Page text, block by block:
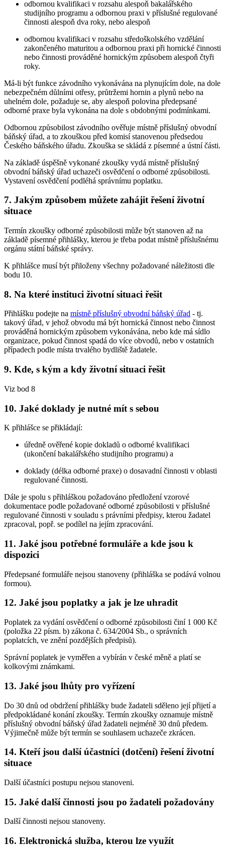
odbornou kvalifikaci v rozsahu alespoň bakalářského
studijního programu a odbornou praxi v příslušné regulované
činnosti alespoň dva roky, nebo alespoň
odbornou kvalifikaci v rozsahu středoškolského vzdělání
zakončeného maturitou a odbornou praxi při hornické činnosti
nebo činnosti prováděné hornickým způsobem alespoň čtyři
roky.
Má-li být funkce závodního vykonávána na plynujícím dole, na dole
nebezpečném důlními otřesy, průtržemi hornin a plynů nebo na
uhelném dole, požaduje se, aby alespoň polovina předepsané
odborné praxe byla vykonána na dole s obdobnými podmínkami.
Odbornou způsobilost závodního ověřuje místně příslušný obvodní
báňský úřad, a to zkouškou před komisí stanovenou předsedou
Českého báňského úřadu. Zkouška se skládá z písemné a ústní části.
Na základě úspěšně vykonané zkoušky vydá místně příslušný
obvodní báňský úřad uchazeči osvědčení o odborné způsobilosti.
Vystavení osvědčení podléhá správnímu poplatku.
7. Jakým způsobem můžete zahájit řešení životní
situace
Termín zkoušky odborné způsobilosti může být stanoven až na
základě písemné přihlášky, kterou je třeba podat místně příslušnému
orgánu státní báňské správy.
K přihlášce musí být přiloženy všechny požadované náležitosti dle
bodu 10.
8. Na které instituci životní situaci řešit
Přihlášku podejte na místně příslušný obvodní báňský úřad - tj.
takový úřad, v jehož obvodu má být hornická činnost nebo činnost
prováděná hornickým způsobem vykonávána, nebo kde má sídlo
organizace, pokud činnost spadá do více obvodů, nebo v ostatních
případech podle místa trvalého bydliště žadatele.
9. Kde, s kým a kdy životní situaci řešit
Viz bod 8
10. Jaké doklady je nutné mít s sebou
K přihlášce se přikládají:
úředně ověřené kopie dokladů o odborné kvalifikaci
(ukončení bakalářského studijního programu) a
doklady (délka odborné praxe) o dosavadní činnosti v oblasti
regulované činnosti.
Dále je spolu s přihláškou požadováno předložení vzorové
dokumentace podle požadované odborné způsobilosti v příslušné
regulované činnosti v souladu s právními předpisy, kterou žadatel
zpracoval, popř. se podílel na jejím zpracování.
11. Jaké jsou potřebné formuláře a kde jsou k
dispozici
Předepsané formuláře nejsou stanoveny (přihláška se podává volnou
formou).
12. Jaké jsou poplatky a jak je lze uhradit
Poplatek za vydání osvědčení o odborné způsobilosti činí 1 000 Kč
(položka 22 písm. b) zákona č. 634/2004 Sb., o správních
poplatcích, ve znění pozdějších předpisů).
Správní poplatek je vyměřen a vybírán v české měně a platí se
kolkovými známkami.
13. Jaké jsou lhůty pro vyřízení
Do 30 dnů od obdržení přihlášky bude žadateli sděleno její přijetí a
předpokládané konání zkoušky. Termín zkoušky oznamuje místně
příslušný obvodní báňský úřad žadateli nejméně 30 dnů předem.
Výjimečně může být termín se souhlasem uchazeče zkrácen.
14. Kteří jsou další účastníci (dotčení) řešení životní
situace
Další účastníci postupu nejsou stanoveni.
15. Jaké další činnosti jsou po žadateli požadovány
Další činnosti nejsou stanoveny.
16. Elektronická služba, kterou lze využít